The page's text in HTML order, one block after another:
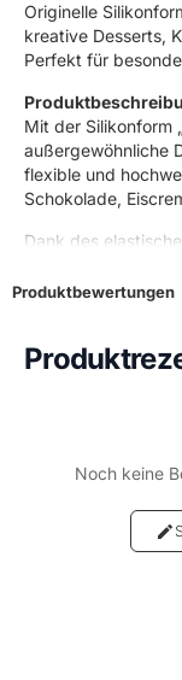
Originelle
kreative Desserts,
Perfekt für
Mit der Silikonform
außergewöhnliche
flexible und
Schokolade,
Dank des
besondere Desserts
✔ Realistische
✔
✔ Perfekt für
Produktbewertungen
Noch keine